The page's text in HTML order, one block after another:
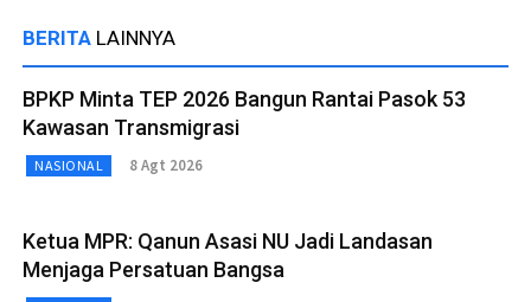
BERITA LAINNYA
BPKP Minta TEP 2026 Bangun Rantai Pasok 53
Kawasan Transmigrasi
NASIONAL 8 Agt 2026
Ketua MPR: Qanun Asasi NU Jadi Landasan
Menjaga Persatuan Bangsa